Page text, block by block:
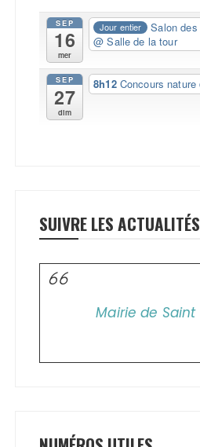
SEP
16
mer
Jour entier
Salon
@ Salle de la tour
SEP
27
dim
8h12 Concours nature
SUIVRE LES ACTUALITÉS
Mairie de